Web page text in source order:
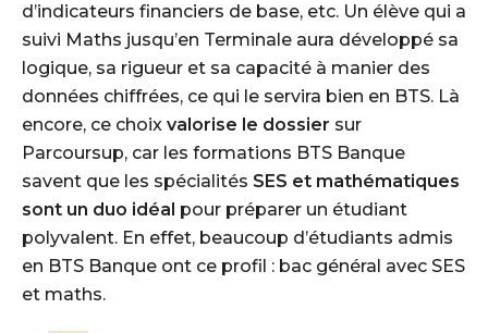
d’indicateurs financiers de base, etc. Un élève qui a
suivi Maths jusqu’en Terminale aura développé sa
logique, sa rigueur et sa capacité à manier des
données chiffrées, ce qui le servira bien en BTS. Là
encore, ce choix valorise le dossier sur
Parcoursup, car les formations BTS Banque
savent que les spécialités SES et mathématiques
sont un duo idéal pour préparer un étudiant
polyvalent. En effet, beaucoup d’étudiants admis
en BTS Banque ont ce profil : bac général avec SES
et maths.